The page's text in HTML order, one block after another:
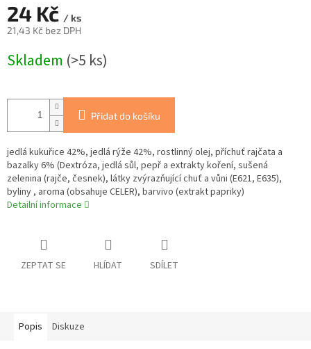
24 Kč / ks
21,43 Kč bez DPH
cena:
Skladem (>5 ks)
Přidat do košíku
jedlá kukuřice 42%, jedlá rýže 42%, rostlinný olej, příchuť rajčata a
bazalky 6% (Dextróza, jedlá sůl, pepř a extrakty koření, sušená
zelenina (rajče, česnek), látky zvýrazňující chuť a vůni (E621, E635),
byliny , aroma (obsahuje CELER), barvivo (extrakt papriky)
Detailní informace
ZEPTAT SE HLÍDAT SDÍLET
Popis Diskuze